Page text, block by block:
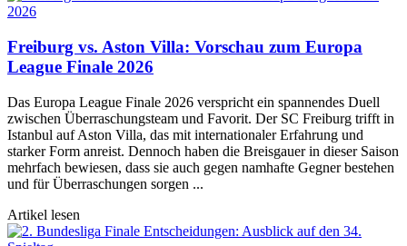
Freiburg vs. Aston Villa: Vorschau zum Europa
League Finale 2026
Das Europa League Finale 2026 verspricht ein spannendes Duell
zwischen Überraschungsteam und Favorit. Der SC Freiburg trifft in
Istanbul auf Aston Villa, das mit internationaler Erfahrung und
starker Form anreist. Dennoch haben die Breisgauer in dieser Saison
mehrfach bewiesen, dass sie auch gegen namhafte Gegner bestehen
und für Überraschungen sorgen ...
Artikel lesen